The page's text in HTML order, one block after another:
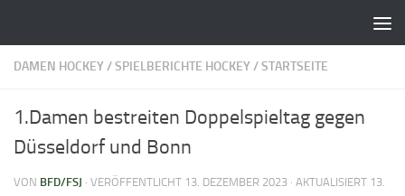
DAMEN HOCKEY/SPIELBERICHTE HOCKEY/STARTSEITE
1.Damen bestreiten Doppelspieltag gegen
Düsseldorf und Bonn
VON BFD/FSJ · VERÖFFENTLICHT 13. DEZEMBER 2023 · AKTUALISIERT 13.